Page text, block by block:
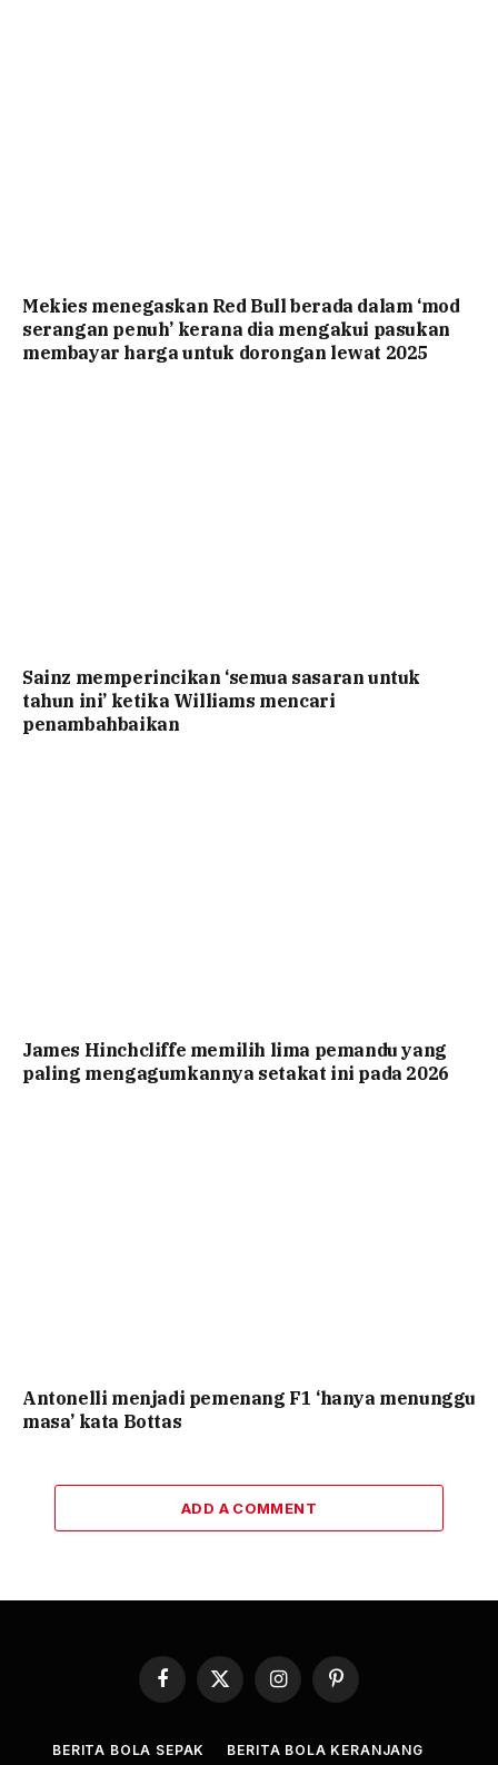
Mekies menegaskan Red Bull berada dalam ‘mod
serangan penuh’ kerana dia mengakui pasukan
membayar harga untuk dorongan lewat 2025
Sainz memperincikan ‘semua sasaran untuk
tahun ini’ ketika Williams mencari
penambahbaikan
James Hinchcliffe memilih lima pemandu yang
paling mengagumkannya setakat ini pada 2026
Antonelli menjadi pemenang F1 ‘hanya menunggu
masa’ kata Bottas
ADD A COMMENT
Facebook
X
InstagramPinterest
BERITA BOLA SEPAK BERITA BOLA KERANJANG